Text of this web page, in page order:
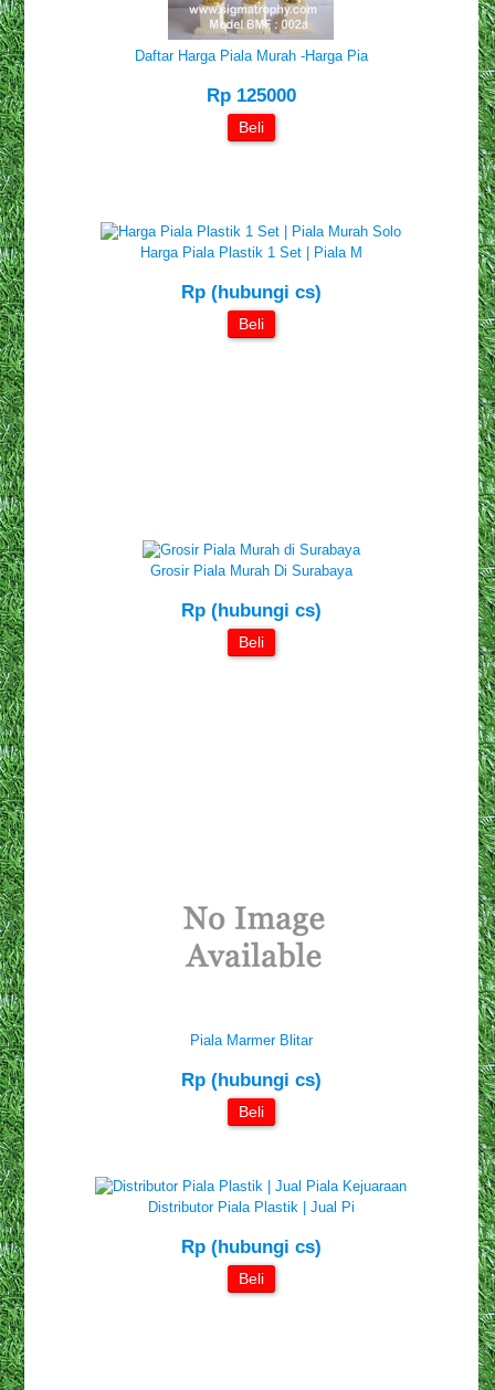
Daftar Harga Piala Murah -harga Pia
Rp 125000
Beli
Harga Piala Plastik 1 Set | Piala M
Rp (hubungi cs)
Beli
Grosir Piala Murah Di Surabaya
Rp (hubungi cs)
Beli
Piala Marmer Blitar
Rp (hubungi cs)
Beli
Distributor Piala Plastik | Jual Pi
Rp (hubungi cs)
Beli